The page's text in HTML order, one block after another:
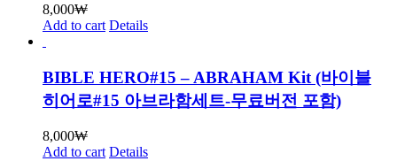
8,000₩
Add to cart Details
BIBLE HERO#15 – ABRAHAM Kit (바이블
히어로#15 아브라함세트-무료버전 포함)
8,000₩
Add to cart Details